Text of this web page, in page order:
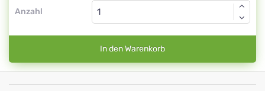
Anzahl
In den Warenkorb